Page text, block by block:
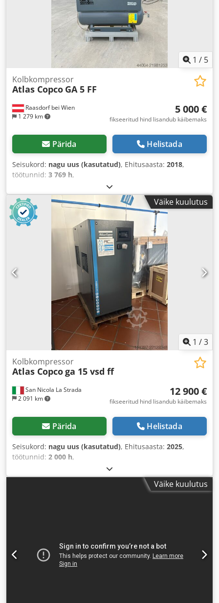
1 / 5
Raasdorf bei Wien
1 279 km
Kolbkompressor
Atlas Copco GA 5 FF
5 000 €
fikseeritud hind lisandub käibemaks
Pärida Helistada
Seisukord: nagu uus (kasutatud), Ehitusaasta: 2018,
töötunnid: 3 769 h,
Väike kuulutus
1 /3
San Nicola La Strada
2 091 km
Kolbkompressor
Atlas Copcoga 15 vsd ff
12 900 €
fikseeritud hind lisandub käibemaks
Pärida Helistada
Seisukord: nagu uus (kasutatud), Ehitusaasta: 2025,
töötunnid: 2 000 h,
Väike kuulutus